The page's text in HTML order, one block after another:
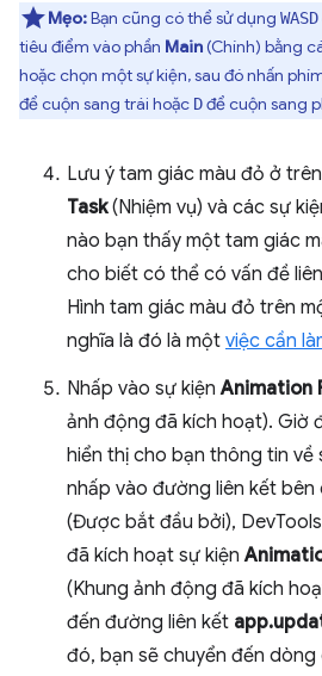
Mẹo:Bạn cũng có thể sử dụng WASD
tiêu điểm vào phần Main(Chính) bằng
hoặc chọn một sự kiện, sau đó nhấn
để cuộn sang trái hoặc Dđể cuộn sang
Lưu ý tam giác màu đỏ ở
Task(Nhiệm vụ) và các sự
nào bạn thấy một tam giác
cho biết có thể có vấn đề
Hình tam giác màu đỏ trên
nghĩa là đó là một việc cần
Nhấp vào sự kiệnAnimation
ảnh động đã kích hoạt). Giờ
hiển thị cho bạn thông tin về
nhấp vào đường liên kết bên
(Được bắt đầu bởi),
đã kích hoạt sự kiện
(Khung ảnh động đã kích
đến đường liên kết
đó, bạn sẽ chuyển đến